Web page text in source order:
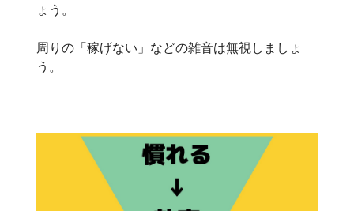
ょう。
周りの「稼げない」などの雑音は無視しましょ
う。